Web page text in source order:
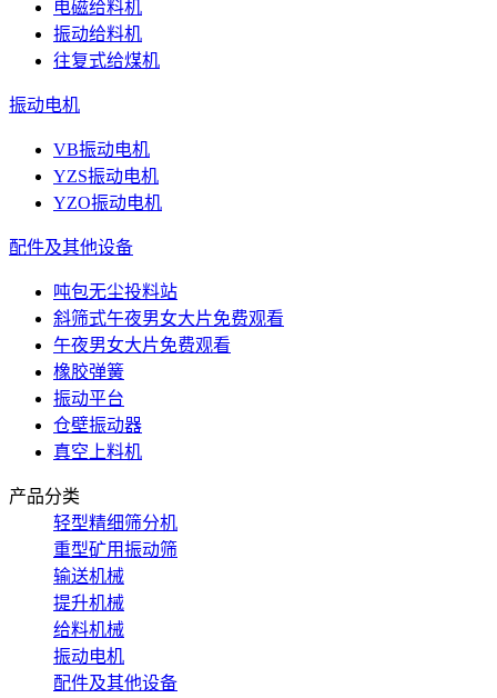
电磁给料机
振动给料机
往复式给煤机
振动电机
VB振动电机
YZS振动电机
YZO振动电机
配件及其他设备
吨包无尘投料站
斜筛式午夜男女大片免费观看
午夜男女大片免费观看
橡胶弹簧
振动平台
仓壁振动器
真空上料机
产品分类
轻型精细筛分机
重型矿用振动筛
输送机械
提升机械
给料机械
振动电机
配件及其他设备